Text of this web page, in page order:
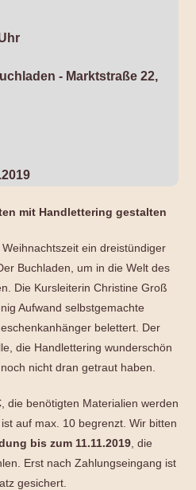
- Marktstraße 22,
mit Handlettering gestalten
ein dreistündiger
Buchladen, um in die Welt des
Die Kursleiterin Christine Groß
Aufwand selbstgemachte
belettert. Der
die Handlettering wunderschön
nicht dran getraut haben.
, die benötigten Materialien werden
auf max. 10 begrenzt. Wir bitten
bis zum 11.11.2019 , die
Erst nach Zahlungseingang ist
gesichert.